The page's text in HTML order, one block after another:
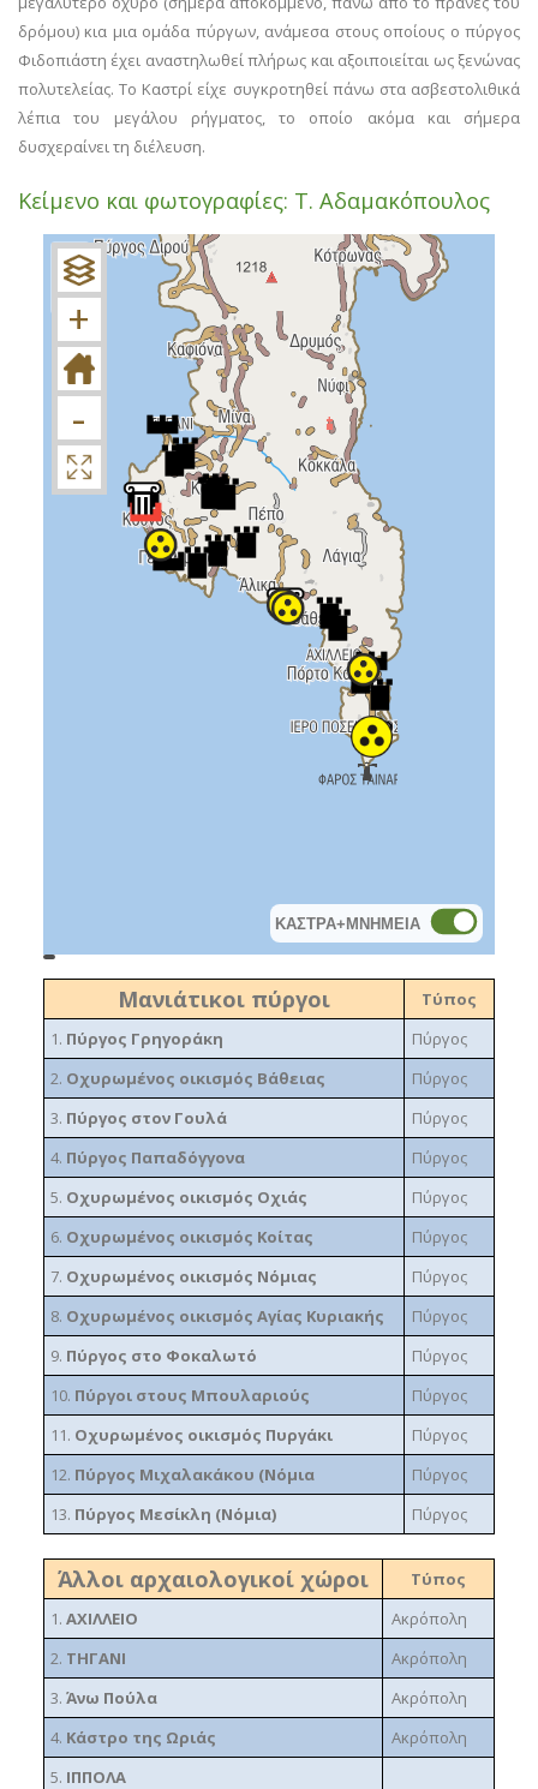
δρόμου) κια μια ομάδα πύργων, ανάμεσα στους οποίους ο πύργος
Φιδοπιάστη έχει αναστηλωθεί πλήρως και αξοιποιείται ως ξενώνας
πολυτελείας. Το Καστρί είχε συγκροτηθεί πάνω στα ασβεστολιθικά
λέπια του μεγάλου ρήγματος, το οποίο ακόμα και σήμερα
δυσχεραίνει τη διέλευση.
Κείμενο και φωτογραφίες: Τ. Αδαμακόπουλος
+
−
ΚΑΣΤΡΑ+ΜΝΗΜΕΙΑ
+
-
Μανιάτικοι πύργοι
Τύπος
1. Πύργος Γρηγοράκη
Πύργος
2. Οχυρωμένος οικισμός Βάθειας
Πύργος
3. Πύργος στον Γουλά
Πύργος
4. Πύργος Παπαδόγγονα
Πύργος
5. Οχυρωμένος οικισμός Οχιάς
Πύργος
6. Οχυρωμένος οικισμός Κοίτας
Πύργος
7. Οχυρωμένος οικισμός Νόμιας
Πύργος
8. Οχυρωμένος οικισμός Αγίας Κυριακής
Πύργος
9. Πύργος στο Φοκαλωτό
Πύργος
10. Πύργοι στους Μπουλαριούς
Πύργος
11. Οχυρωμένος οικισμός Πυργάκι
Πύργος
12. Πύργος Μιχαλακάκου (Νόμια
Πύργος
13. Πύργος Μεσίκλη (Νόμια) Πύργος
Άλλοι αρχαιολογικοί χώροι
Τύπος
1. ΑΧΙΛΛΕΙΟ
Ακρόπολη
2. ΤΗΓΑΝΙ
Ακρόπολη
3. Άνω Πούλα
Ακρόπολη
4. Κάστρο της Ωριάς
Ακρόπολη
5. ΙΠΠΟΛΑ